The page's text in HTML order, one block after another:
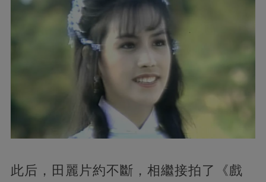
此后，田麗片約不斷，相繼接拍了《戲